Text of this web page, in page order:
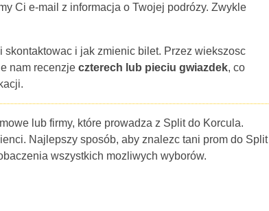
Ci e-mail z informacja o Twojej podrózy. Zwykle
i jak zmienic bilet. Przez wiekszosc
nam recenzje czterech lub pieciu gwiazdek, co
lub firmy, które prowadza z Split do Korcula.
Najlepszy sposób, aby znalezc tani prom do Split
wszystkich mozliwych wyborów.